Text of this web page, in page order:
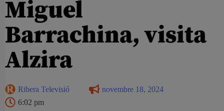
Miguel
Barrachina, visita
Alzira
Ribera Televisió
novembre 18, 2024
6:02 pm